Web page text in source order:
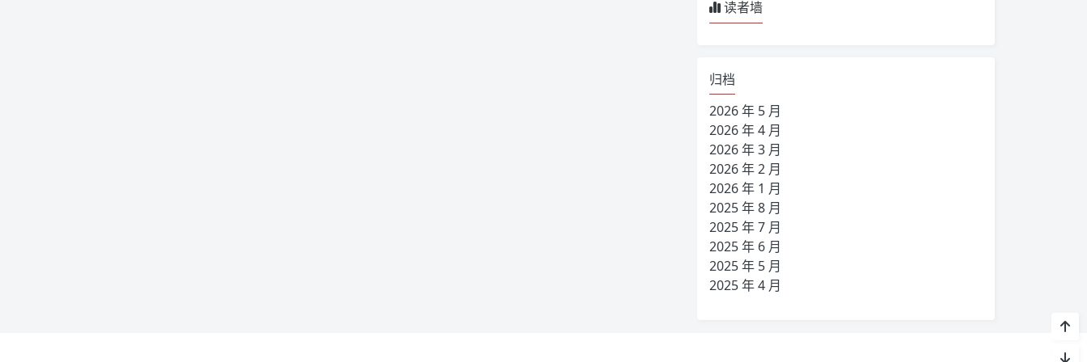
读者墙
归档
2026 年 5 月
2026 年 4 月
2026 年 3 月
2026 年 2 月
2026 年 1 月
2025 年 8 月
2025 年 7 月
2025 年 6 月
2025 年 5 月
2025 年 4 月